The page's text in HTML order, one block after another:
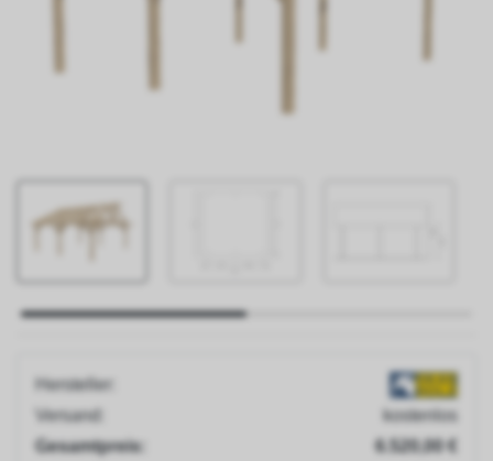
Hersteller:
Versand:
kostenlos
Gesamtpreis:
6.520,00 €
Presse
Montageservice